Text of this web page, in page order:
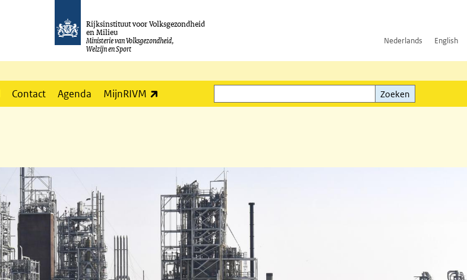
Rijksinstituut voor Volksgezondheid
en Milieu
Ministerie van Volksgezondheid,
Welzijn en Sport
Nederlands English
Contact Agenda MijnRIVM
Zoeken
Zoeken